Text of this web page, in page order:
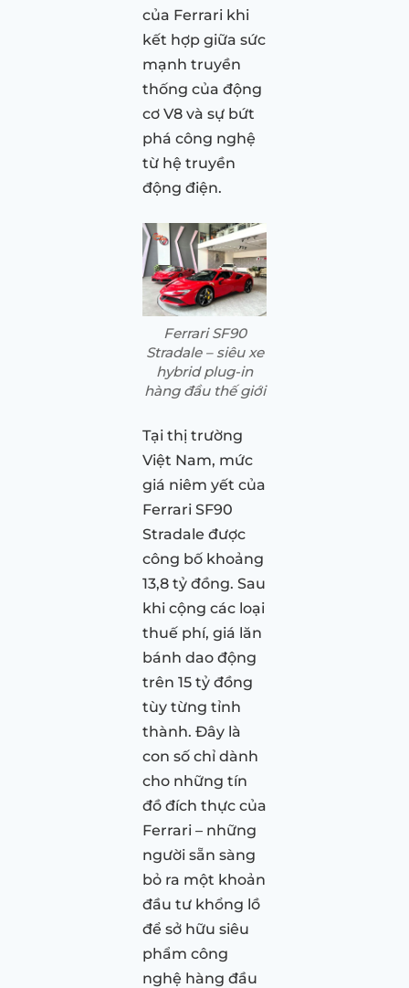
của Ferrari khi
kết hợp giữa sức
mạnh truyền
thống của động
cơ V8 và sự bứt
phá công nghệ
từ hệ truyền
động điện.
Ferrari SF90
Stradale – siêu xe
hybrid plug-in
hàng đầu thế giới
Tại thị trường
Việt Nam, mức
giá niêm yết của
Ferrari SF90
Stradale được
công bố khoảng
13,8 tỷ đồng. Sau
khi cộng các loại
thuế phí, giá lăn
bánh dao động
trên 15 tỷ đồng
tùy từng tỉnh
thành. Đây là
con số chỉ dành
cho những tín
đồ đích thực của
Ferrari – những
người sẵn sàng
bỏ ra một khoản
đầu tư khổng lồ
để sở hữu siêu
phẩm công
nghệ hàng đầu